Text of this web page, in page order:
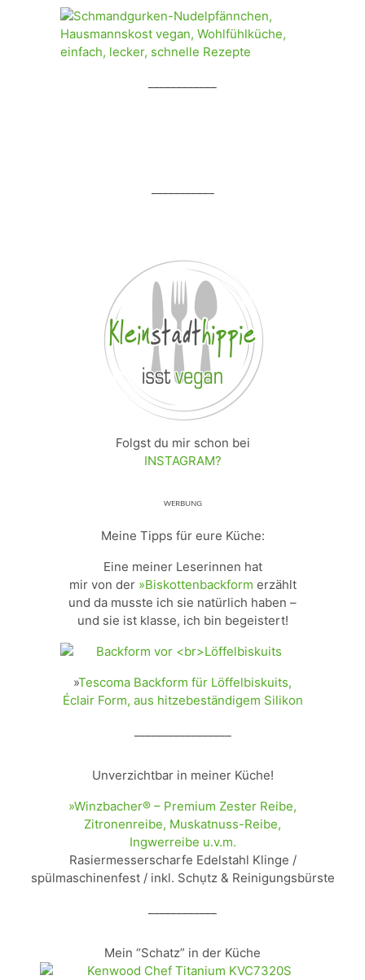
Folgst du mir schon bei
INSTAGRAM?
ᵂᴱᴿᴮᵁᴺᴳ
Meine Tipps für eure Küche:
Eine meiner Leserinnen hat
mir von der »Biskottenbackform erzählt
und da musste ich sie natürlich haben –
und sie ist klasse, ich bin begeistert!
»Tescoma Backform für Löffelbiskuits,
Éclair Form, aus hitzebeständigem Silikon
Unverzichtbar in meiner Küche!
»Winzbacher® – Premium Zester Reibe,
Zitronenreibe, Muskatnuss-Reibe,
Ingwerreibe u.v.m.
Rasiermesserscharfe Edelstahl Klinge /
spülmaschinenfest / inkl. Schụtz & Reinigungsbürste
Mein “Schatz” in der Küche